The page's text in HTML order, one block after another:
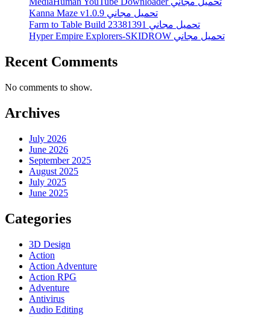
Kanna Maze v1.0.9 تحميل مجاني
Farm to Table Build 23381391 تحميل مجاني
Hyper Empire Explorers-SKIDROW تحميل مجاني
Recent Comments
No comments to show.
Archives
July 2026
June 2026
September 2025
August 2025
July 2025
June 2025
Categories
3D Design
Action
Action Adventure
Action RPG
Adventure
Antivirus
Audio Editing